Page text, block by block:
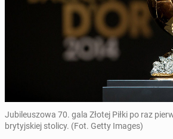
Jubileuszowa 70. gala Złotej Piłki po raz
brytyjskiej stolicy. (Fot. Getty Images)